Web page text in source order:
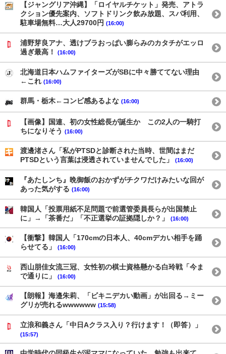
【ジャングリア沖縄】「ロイヤルチケット」発売、アトラ
クション優先案内、ソフトドリンク飲み放題、スパ利用、
駐車場無料…大人29700円 (16:00)
浦野芽良アナ、透けブラおっぱい膨らみのカタチがエッロ
過ぎ最高！
(16:00)
北海道日本ハムファイターズがSBに中々勝ててない理由
←これ (16:00)
群馬・栃木←コンビ感あるよな (16:00)
【画像】国連、初の女性総長が誕生か この2人の一騎打
ちになりそう (16:00)
渡邊渚さん「私がPTSDと診断された当時、世間はまだ
PTSDという言葉は浸透されていませんでした」
(16:00)
『あたしンち』晩御飯のおかずがチクワだけみたいな回が
あった気がする (16:00)
韓国人「投票用紙不足問題で前選管委員長らが出国禁止
に」→「茶番だ」「不正選挙の証拠隠しか？」
(16:00)
【衝撃】韓国人「170cmの日本人、40cmデカい相手を踊
らせてる」
(16:00)
西山朋佳女流三冠、女性初の棋士資格懸かる白玲戦「今ま
で通りに」
(16:00)
【朗報】海邉朱莉、「ビキニデカい動画」が出回る→ミー
グリが売れるwwwwww (15:58)
立浪和義さん「中日Aクラス入り？行けます！（即答）」
(15:57)